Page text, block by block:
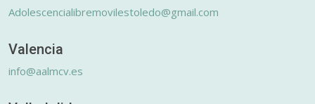
Adolescencialibremovilestoledo@gmail.com
Valencia
info@aalmcv.es